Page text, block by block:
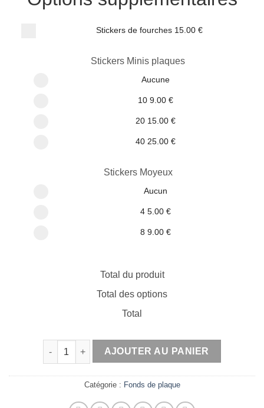
Stickers de fourches 15.00 €
Stickers Minis plaques
Aucune
10 9.00 €
20 15.00 €
40 25.00 €
Stickers Moyeux
Aucun
4 5.00 €
8 9.00 €
Total du produit
Total des options
Total
quantité de Fonds de plaques personnalisés MX/
AJOUTER AU PANIER
Catégorie : Fonds de plaque